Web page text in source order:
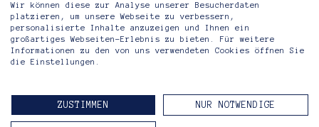
Gerhard Richter – Abstraktes Bild, 724-4
Riva di Morcote Fine Arts
KONTAKT
IMPRESSUM
Wir können diese zur Analyse unserer Besucherdaten
platzieren, um unsere Webseite zu verbessern,
personalisierte Inhalte anzuzeigen und Ihnen ein
großartiges Webseiten-Erlebnis zu bieten. Für weitere
Informationen zu den von uns verwendeten Cookies öffnen Sie
die Einstellungen.
ZUSTIMMEN NUR NOTWENDIGE